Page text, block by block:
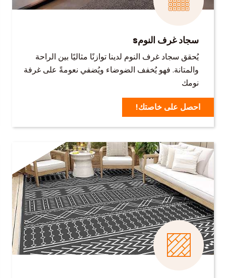
سجاد غرف النومs
يُحقق سجاد غرف النوم لدينا توازنًا مثاليًا بين الراحة
والمتانة. فهو يُخفف الضوضاء ويُضفي نعومةً على غرفة
نومك
احصل على خاصتك!